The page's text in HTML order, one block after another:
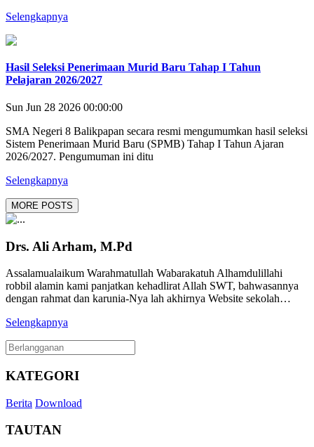
Selengkapnya
Hasil Seleksi Penerimaan Murid Baru Tahap I Tahun
Pelajaran 2026/2027
Sun Jun 28 2026 00:00:00
SMA Negeri 8 Balikpapan secara resmi mengumumkan hasil seleksi
Sistem Penerimaan Murid Baru (SPMB) Tahap I Tahun Ajaran
2026/2027. Pengumuman ini ditu
Selengkapnya
MORE POSTS
Drs. Ali Arham, M.Pd
Assalamualaikum Warahmatullah Wabarakatuh Alhamdulillahi
robbil alamin kami panjatkan kehadlirat Allah SWT, bahwasannya
dengan rahmat dan karunia-Nya lah akhirnya Website sekolah…
Selengkapnya
KATEGORI
Berita Download
TAUTAN